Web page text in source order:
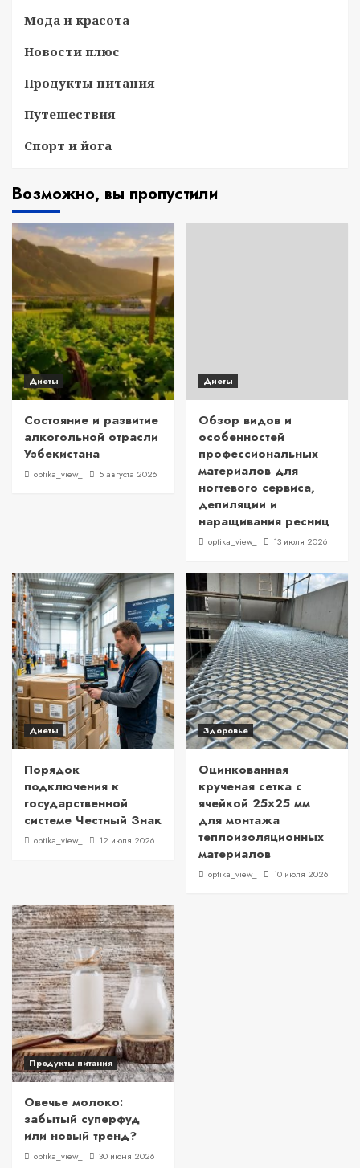
Мода и красота
Новости плюс
Продукты питания
Путешествия
Спорт и йога
Возможно, вы пропустили
Диеты
Состояние и развитие
алкогольной отрасли
Узбекистана
optika_view_ 5 августа 2026
Диеты
Обзор видов и
особенностей
профессиональных
материалов для
ногтевого сервиса,
депиляции и
наращивания ресниц
optika_view_ 13 июля 2026
Диеты
Порядок
подключения к
государственной
системе Честный Знак
optika_view_ 12 июля 2026
Здоровье
Оцинкованная
крученая сетка с
ячейкой 25×25 мм
для монтажа
теплоизоляционных
материалов
optika_view_ 10 июля 2026
Продукты питания
Овечье молоко:
забытый суперфуд
или новый тренд?
optika_view_ 30 июня 2026